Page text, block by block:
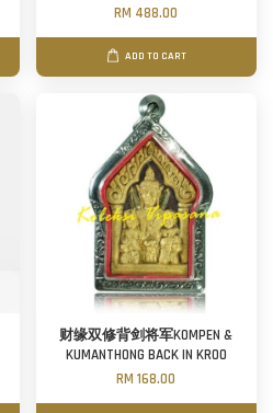
RM 488.00
ADD TO CART
财缘双修背剑将军KOMPEN &
KUMANTHONG BACK IN KROO
RM 168.00